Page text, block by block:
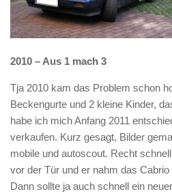
2010 – Aus 1 mach 3
Tja 2010 kam das Problem schon
Beckengurte und 2 kleine Kinder,
habe ich mich Anfang 2011
verkaufen. Kurz gesagt, Bilder
mobile und autoscout. Recht
vor der Tür und er nahm das Cabrio
Dann sollte ja auch schnell ein